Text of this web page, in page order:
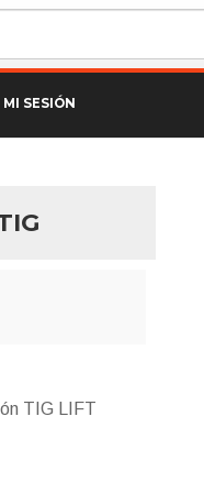
MI SESIÓN
TIG LIFT